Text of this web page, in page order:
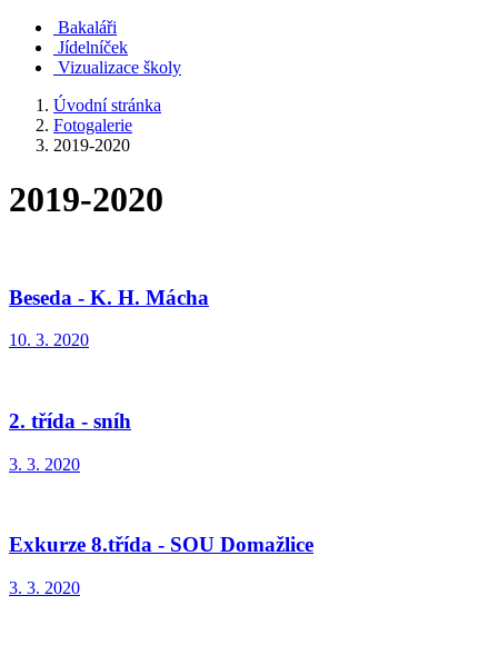
Bakaláři
Jídelníček
Vizualizace školy
Úvodní stránka
Fotogalerie
2019-2020
2019-2020
Beseda - K. H. Mácha
10. 3. 2020
2. třída - sníh
3. 3. 2020
Exkurze 8.třída - SOU Domažlice
3. 3. 2020